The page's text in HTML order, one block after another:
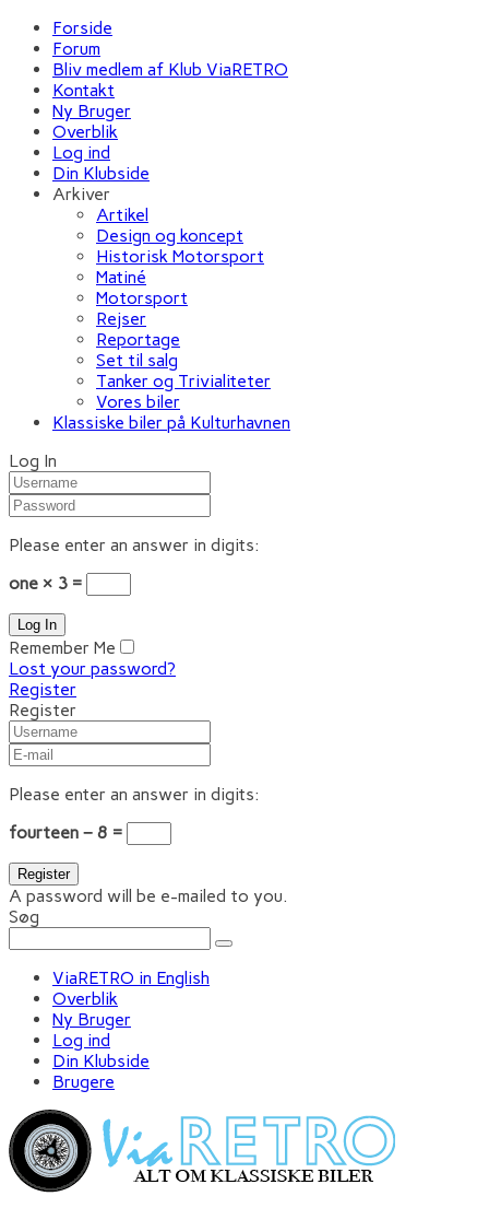
Forside
Forum
Bliv medlem af Klub ViaRETRO
Kontakt
Ny Bruger
Overblik
Log ind
Din Klubside
Arkiver
Artikel
Design og koncept
Historisk Motorsport
Matiné
Motorsport
Rejser
Reportage
Set til salg
Tanker og Trivialiteter
Vores biler
Klassiske biler på Kulturhavnen
Log In
Please enter an answer in digits:
one × 3 =
Remember Me
Lost your password?
Register
Register
Please enter an answer in digits:
fourteen − 8 =
A password will be e-mailed to you.
Søg
ViaRETRO in English
Overblik
Ny Bruger
Log ind
Din Klubside
Brugere